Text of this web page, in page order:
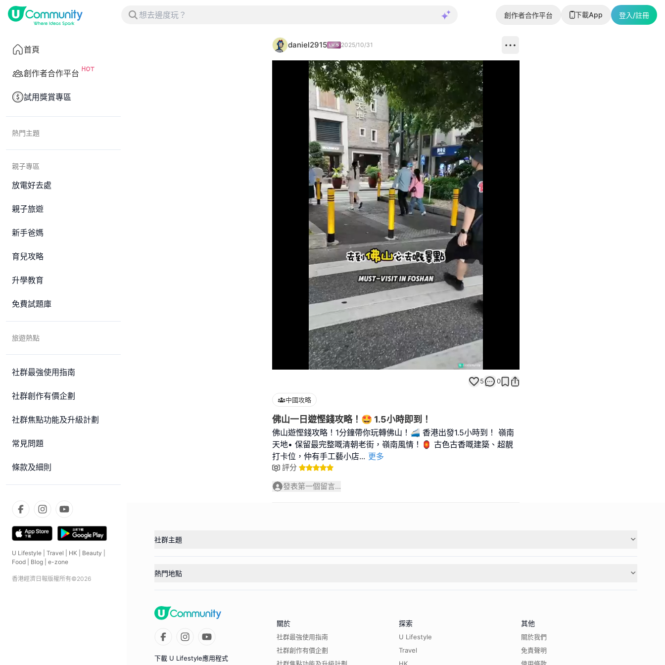
創作者合作平台 下載App 登入/註冊
首頁
創作者合作平台
試用獎賞專區
熱門主題
親子專區
放電好去處
親子旅遊
新手爸媽
育兒攻略
升學教育
免費試題庫
旅遊熱點
社群最強使用指南
社群創作有價企劃
社群焦點功能及升級計劃
常見問題
條款及細則
U Lifestyle Travel HK Beauty
Food
Blog e-zone
香港經濟日報版權所有©2026
daniel2915 2025/10/31
Loaded
86.96%
5 0
中國攻略
佛山一日遊慳錢攻略！🤩 1.5小時即到！
佛山遊慳錢攻略！1分鐘帶你玩轉佛山！🚄 香港出發1.5小時到！ 嶺南
天地•⁠ ⁠保留最完整嘅清朝老街，嶺南風情！🏮 古色古香嘅建築、超靚
打卡位，仲有手工藝小店... 更多
評分
發表第一個留言...
社群主題
熱門地點
下載 U Lifestyle應用程式
關於
社群最強使用指南
社群創作有價企劃
社群焦點功能及升級計劃
探索
U Lifestyle
Travel
HK
其他
關於我們
免責聲明
使用條款